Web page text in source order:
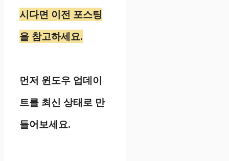
시다면 이전 포스팅
을 참고하세요.
먼저 윈도우 업데이
트를 최신 상태로 만
들어보세요.